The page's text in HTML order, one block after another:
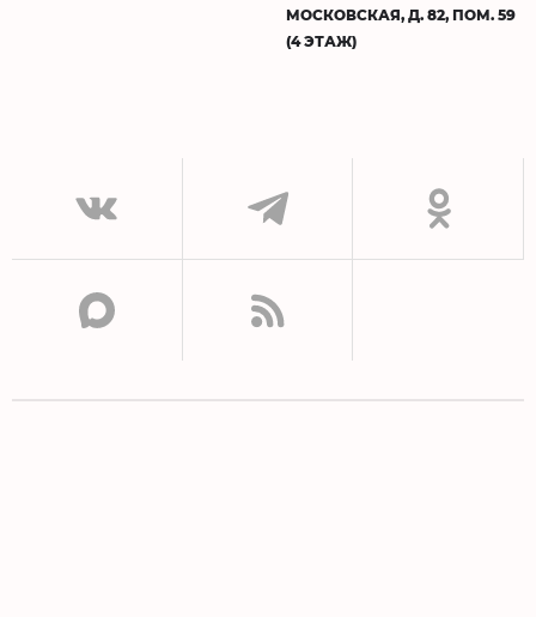
МОСКОВСКАЯ, Д. 82, ПОМ. 59
(4 ЭТАЖ)